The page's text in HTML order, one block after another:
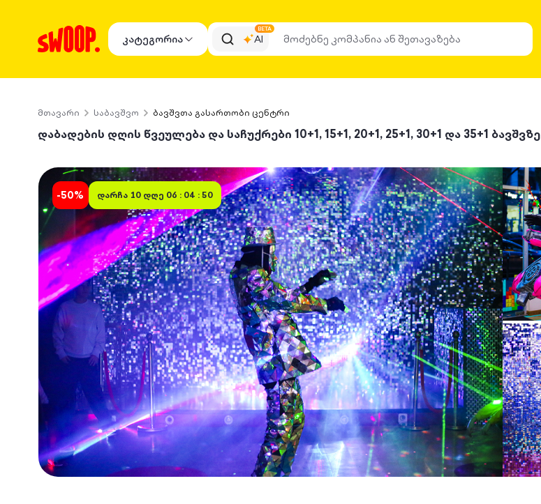
კატეგორია AI
BETA
მთავარი საბავშვო ბავშვთა გასართობი ცენტრი
დაბადების დღის წვეულება და საჩუქრები 10+1, 15+1, 20+1, 25+1, 30+1 და 35+1 ბავშვზე
-50% დარჩა 10 დღე 06 : 04 : 50